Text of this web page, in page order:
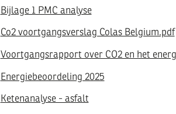
Bijlage 1 PMC analyse
Co2 voortgangsverslag Colas Belgium.pdf
Voortgangsrapport over CO2 en het
Energiebeoordeling 2025
Ketenanalyse - asfalt